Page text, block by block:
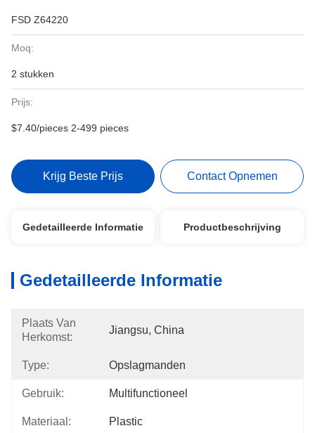
FSD Z64220
Moq:
2 stukken
Prijs:
$7.40/pieces 2-499 pieces
Krijg Beste Prijs Contact Opnemen
Gedetailleerde Informatie Productbeschrijving
Gedetailleerde Informatie
Plaats Van
Herkomst:
Jiangsu, China
Type: Opslagmanden
Gebruik: Multifunctioneel
Materiaal: Plastic